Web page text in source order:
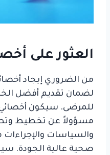
العثور على
من الضروري إيجاد
لضمان تقديم أفضل
للمرضى. سيكون أخصائي
مسؤولاً عن تخطيط
والسياسات والإجراءات
صحية عالية الجودة.